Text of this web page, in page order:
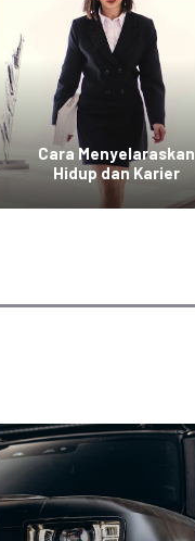
Cara Menyelaraskan
Hidup dan Karier